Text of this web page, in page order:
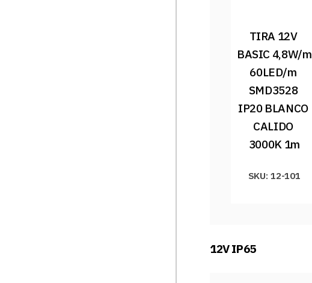
TIRA 12V
BASIC 4,8W/m
60LED/m
SMD3528
IP20 BLANCO
CALIDO
3000K 1m
SKU: 12-101
12V IP65